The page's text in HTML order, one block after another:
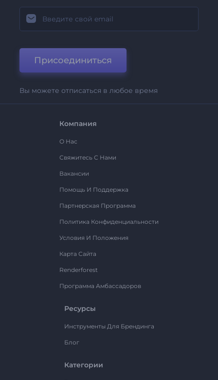
Присоединиться
Вы можете отписаться в любое время
Компания
О Нас
Свяжитесь С Нами
Вакансии
Помощь И Поддержка
Партнерская Программа
Политика Конфиденциальности
Условия И Положения
Карта Сайта
Renderforest
Программа Амбассадоров
Ресурсы
Инструменты Для Брендинга
Блог
Категории